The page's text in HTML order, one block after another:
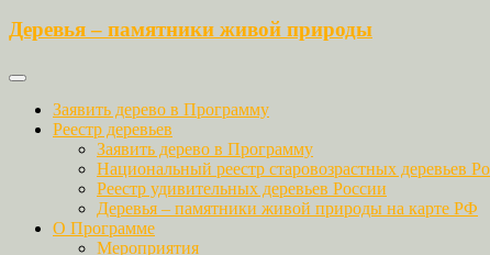
Деревья – памятники живой природы
Заявить дерево в Программу
Реестр деревьев
Заявить дерево в Программу
Национальный реестр старовозрастных деревьев
Реестр удивительных деревьев России
Деревья – памятники живой природы на карте РФ
О Программе
Мероприятия